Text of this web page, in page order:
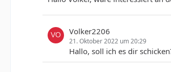
Volker2206
21. Oktober 2022 um 20:29
Hallo, soll ich es dir